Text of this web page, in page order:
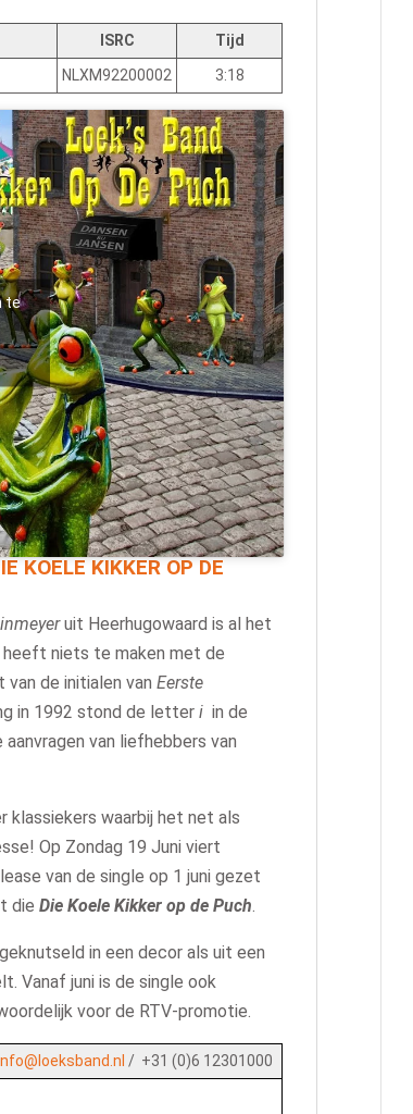
ISRC
Tijd
NLXM92200002 3:18
te
KIKKER OP DE
uit Heerhugowaard is al het
heeft niets te maken met de
van de initialen vanEerste
in 1992 stond de letteri in de
van liefhebbers van
klassiekers waarbij het net als
Op Zondag 19 Juni viert
van de single op 1 juni gezet
dieDie Koele Kikker op de Puch
in een decor als uit een
Vanaf juni is de single ook
voor de RTV-promotie.
/ +31 (0)6 12301000